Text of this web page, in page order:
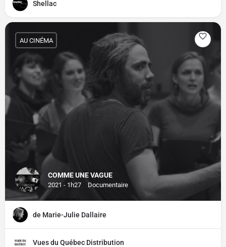
Shellac
COMME UNE VAGUE
2021 - 1h27 Documentaire
AU CINÉMA
de Marie-Julie Dallaire
Vues du Québec Distribution